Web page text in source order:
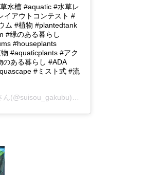
水槽 #aquatic #水草レ
イアウトコンテスト #
ム #植物 #plantedtank
#緑のある暮らし
#houseplants
#aquaticplants #アク
ある暮らし #ADA
#ミスト式 #流
(@suisou_gakubu)がシェアした投稿 -